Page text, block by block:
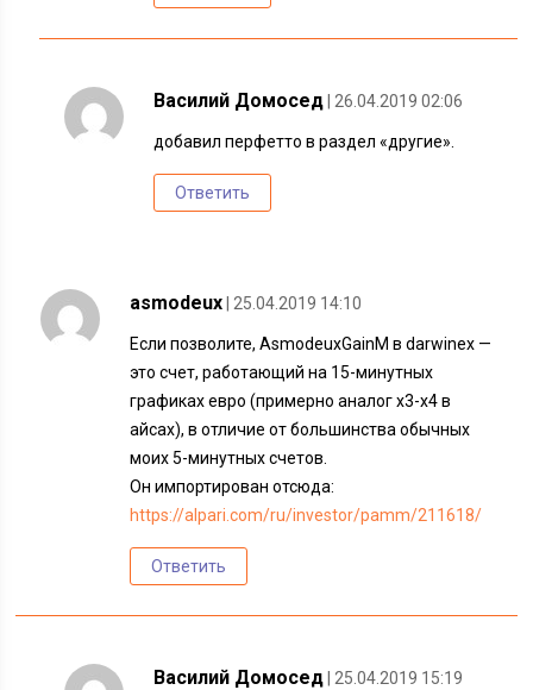
Василий Домосед | 26.04.2019 02:06
добавил перфетто в раздел «другие».
Ответить
asmodeux | 25.04.2019 14:10
Если позволите, AsmodeuxGainM в darwinex —
это счет, работающий на 15-минутных
графиках евро (примерно аналог х3-х4 в
айсах), в отличие от большинства обычных
моих 5-минутных счетов.
Он импортирован отсюда:
https://alpari.com/ru/investor/pamm/211618/
Ответить
Василий Домосед | 25.04.2019 15:19